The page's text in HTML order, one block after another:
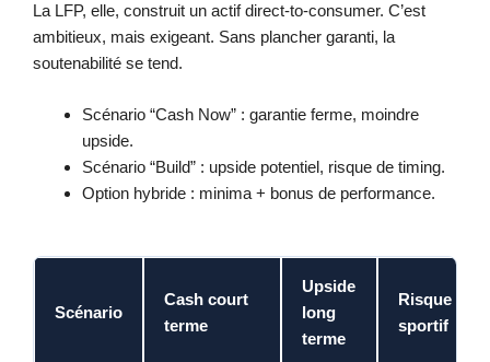
La LFP, elle, construit un actif direct-to-consumer. C’est
ambitieux, mais exigeant. Sans plancher garanti, la
soutenabilité se tend.
Scénario “Cash Now” : garantie ferme, moindre
upside.
Scénario “Build” : upside potentiel, risque de timing.
Option hybride : minima + bonus de performance.
Scénario
Cash court
terme
Upside
long
terme
Risque
sportif